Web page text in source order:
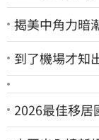
揭美中角力暗
到了機場才知
2026最佳移居